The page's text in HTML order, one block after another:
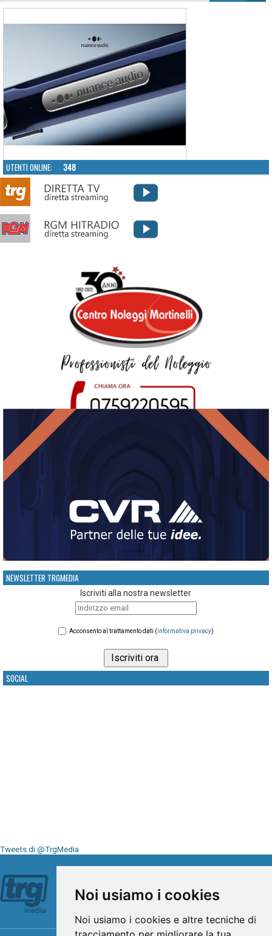
Noi usiamo i cookies
Noi usiamo i cookies e altre tecniche di
UTENTI ONLINE: 348
NEWSLETTER TRGMEDIA
Iscriviti alla nostra newsletter
Acconsento al trattamento dati (informativa privacy)
SOCIAL
Tweets di @TrgMedia